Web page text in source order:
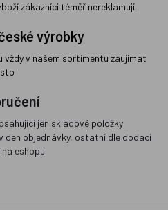
zákazníci téměř nereklamují.
výrobky
vždy v našem sortimentu zaujímat
jen skladové položky
den objednávky, ostatní dle dodací
eshopu